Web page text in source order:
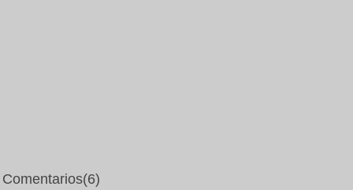
Comentarios(6)